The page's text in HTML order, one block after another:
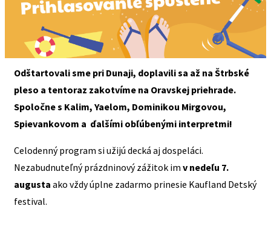
Odštartovali sme pri Dunaji, doplavili sa až na Štrbské
pleso a tentoraz zakotvíme na Oravskej priehrade.
Spoločne s Kalim, Yaelom, Dominikou Mirgovou,
Spievankovom a ďalšími obľúbenými interpretmi!
Celodenný program si užijú decká aj dospeláci.
Nezabudnuteľný prázdninový zážitok im v nedeľu 7.
augusta ako vždy úplne zadarmo prinesie Kaufland Detský
festival.